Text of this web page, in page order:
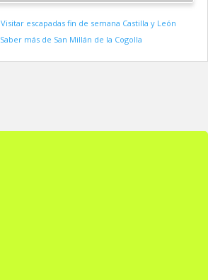
Visitar escapadas fin de semana Castilla y León
Saber más de San Millán de la Cogolla